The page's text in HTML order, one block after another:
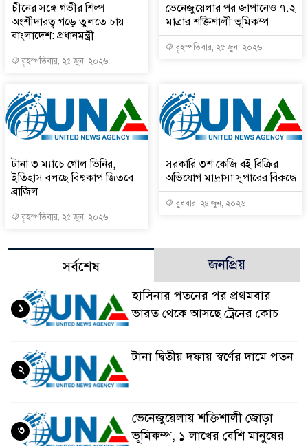
চীনের সঙ্গে গভীর শিল্প
অংশীদারত্ব গড়ে তুলতে চায়
বাংলাদেশ: প্রধানমন্ত্রী
বৃহস্পতিবার, ২৫ জুন, ২০২৬
ভেনেজুয়েলার পর জাপানেও ৭.২
মাত্রার শক্তিশালী ভূমিকম্প
বৃহস্পতিবার, ২৫ জুন, ২০২৬
টানা ৩ ম্যাচে গোল ভিনির,
ইতিহাস বলছে বিশ্বকাপ জিতবে
ব্রাজিল
বৃহস্পতিবার, ২৫ জুন, ২০২৬
সরকারি ৩শ কেজি বই বিক্রির
অভিযোগ মাদ্রাসা সুপারের বিরুদ্ধে
বুধবার, ২৪ জুন, ২০২৬
সর্বশেষ জনপ্রিয়
হাসিনার পতনের পর প্রথমবার
ভারত থেকে আসছে ট্রেনের কোচ
১
টানা দ্বিতীয় দফায় স্বর্ণের দামে পতন
২
ভেনেজুয়েলায় শক্তিশালী জোড়া
ভূমিকম্প, ১ লাখের বেশি মানুষের
৩